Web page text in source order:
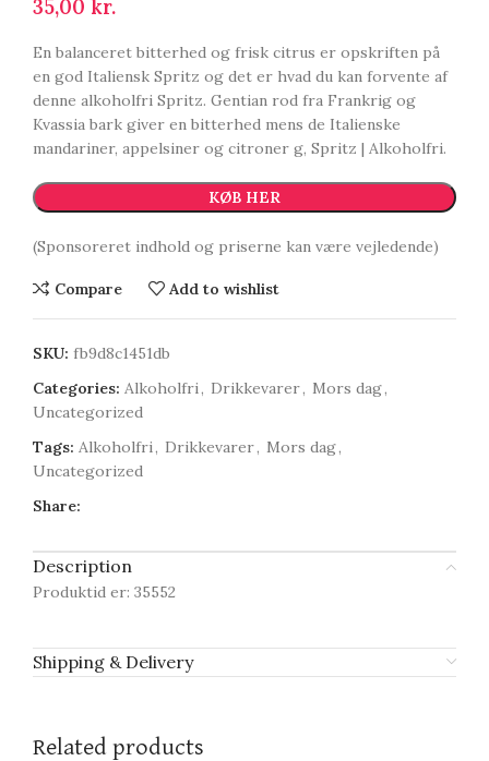
35,00 kr.
En balanceret bitterhed og frisk citrus er opskriften på
en god Italiensk Spritz og det er hvad du kan forvente af
denne alkoholfri Spritz. Gentian rod fra Frankrig og
Kvassia bark giver en bitterhed mens de Italienske
mandariner, appelsiner og citroner g, Spritz | Alkoholfri.
KØB HER
(Sponsoreret indhold og priserne kan være vejledende)
Compare Add to wishlist
SKU: fb9d8c1451db
Categories: Alkoholfri, Drikkevarer, Mors dag,
Uncategorized
Tags: Alkoholfri, Drikkevarer, Mors dag,
Uncategorized
Share:
Description
Produktid er: 35552
Shipping & Delivery
Related products